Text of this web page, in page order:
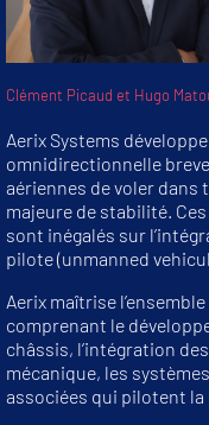
Clément Picaud et Hugo
Aerix Systems
omnidirectionnelle
aériennes de voler
majeure de stabilité.
sont inégalés sur
pilote (unmanned
Aerix maîtrise
comprenant le
châssis, l’intégration
mécanique, les
associées qui pilotent